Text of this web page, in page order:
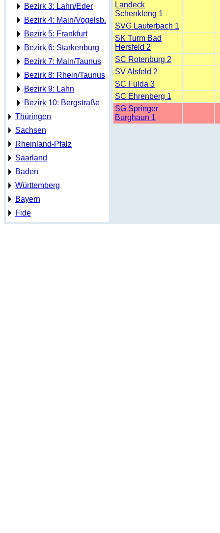
Bezirk 3: Lahn/Eder
Bezirk 4: Main/Vogelsb.
Bezirk 5: Frankfurt
Bezirk 6: Starkenburg
Bezirk 7: Main/Taunus
Bezirk 8: Rhein/Taunus
Bezirk 9: Lahn
Bezirk 10: Bergstraße
Thüringen
Sachsen
Rheinland-Pfalz
Saarland
Baden
Württemberg
Bayern
Fide
Landeck
Schenkleng 1
SVG Lauterbach 1
SK Turm Bad
Hersfeld 2
SC Rotenburg 2
SV Alsfeld 2
SC Fulda 3
SC Ehrenberg 1
SG Springer
Burghaun 1